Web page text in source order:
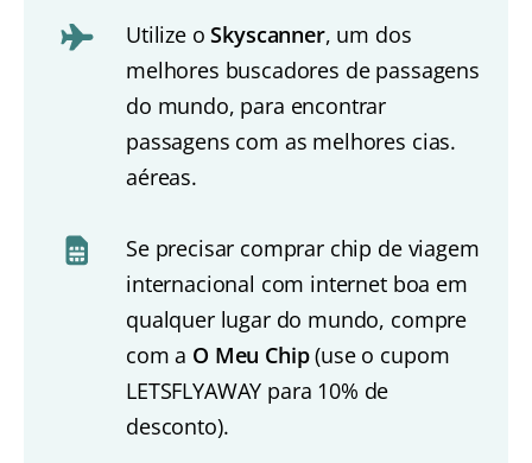
Utilize oSkyscanner, um dos
melhores buscadores de passagens
do mundo, para encontrar
passagens com as melhores cias.
aéreas.
Se precisar comprar chip de viagem
internacional com internet boa em
qualquer lugar do mundo, compre
com a O Meu Chip(use o cupom
LETSFLYAWAY para 10% de
desconto).